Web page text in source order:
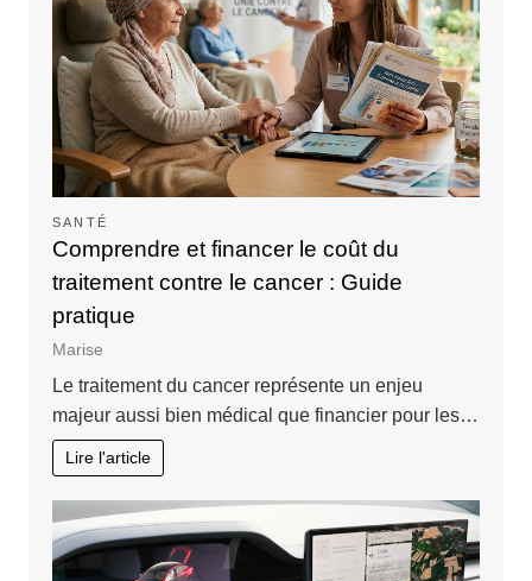
SANTÉ
Comprendre et financer le coût du
traitement contre le cancer : Guide
pratique
Marise
Le traitement du cancer représente un enjeu
majeur aussi bien médical que financier pour les…
Lire l'article